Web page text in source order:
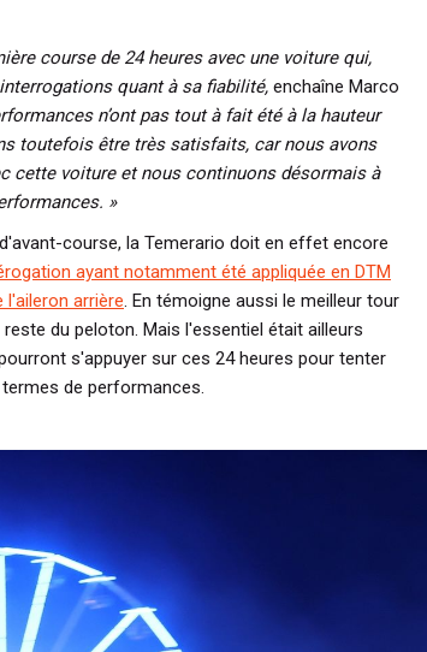
course de 24 heures avec une voiture qui,
quant à sa fiabilité, enchaîne Marco
n’ont pas tout à fait été à la hauteur
toutefois être très satisfaits, car nous avons
cette voiture et nous continuons désormais à
»
course, la Temerario doit en effet encore
ayant notamment été appliquée en DTM
l'aileron arrière. En témoigne aussi le meilleur tour
du peloton. Mais l'essentiel était ailleurs
s'appuyer sur ces 24 heures pour tenter
de performances.